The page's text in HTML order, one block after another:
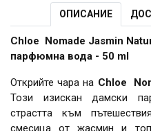
ОПИСАНИЕ
Chloe Nomade Jasmin
парфюмна вода - 50 ml
Открийте чара на Chloe
Този изискан дамски
страстта към
смесица от жасмин и